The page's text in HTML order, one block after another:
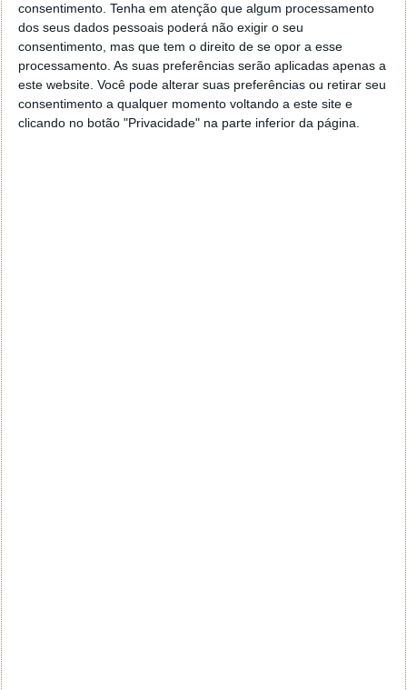
consentimento. Tenha em atenção que algum processamento
dos seus dados pessoais poderá não exigir o seu
consentimento, mas que tem o direito de se opor a esse
processamento. As suas preferências serão aplicadas apenas a
este website. Você pode alterar suas preferências ou retirar seu
consentimento a qualquer momento voltando a este site e
clicando no botão "Privacidade" na parte inferior da página.